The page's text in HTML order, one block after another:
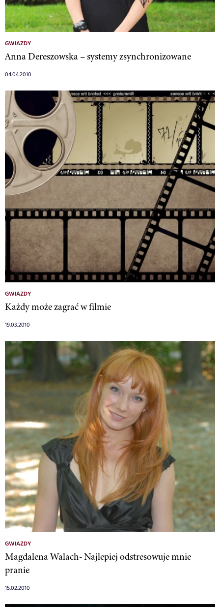
GWIAZDY
Anna Dereszowska – systemy zsynchronizowane
04.04.2010
GWIAZDY
Każdy może zagrać w filmie
19.03.2010
GWIAZDY
Magdalena Walach- Najlepiej odstresowuje mnie
pranie
15.02.2010